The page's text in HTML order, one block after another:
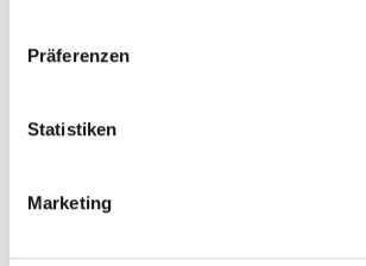
Präferenzen
Statistiken
Marketing